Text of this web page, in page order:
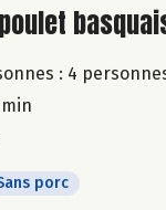
la recette
: 4
porc